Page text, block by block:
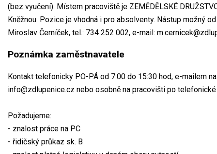
(bez vyučení). Místem pracoviště je ZEMĚDĚLSKÉ
Kněžnou. Pozice je vhodná i pro absolventy. Nástup možný
Miroslav Černíček, tel.: 734 252 002, e-mail:
Poznámka zaměstnavatele
Kontakt telefonicky PO-PÁ od 7:00 do 15:30 hod, e-mailem
info@zdlupenice.cz nebo osobně na pracovišti po
Požadujeme:
- znalost práce na PC
- řidičský průkaz sk. B